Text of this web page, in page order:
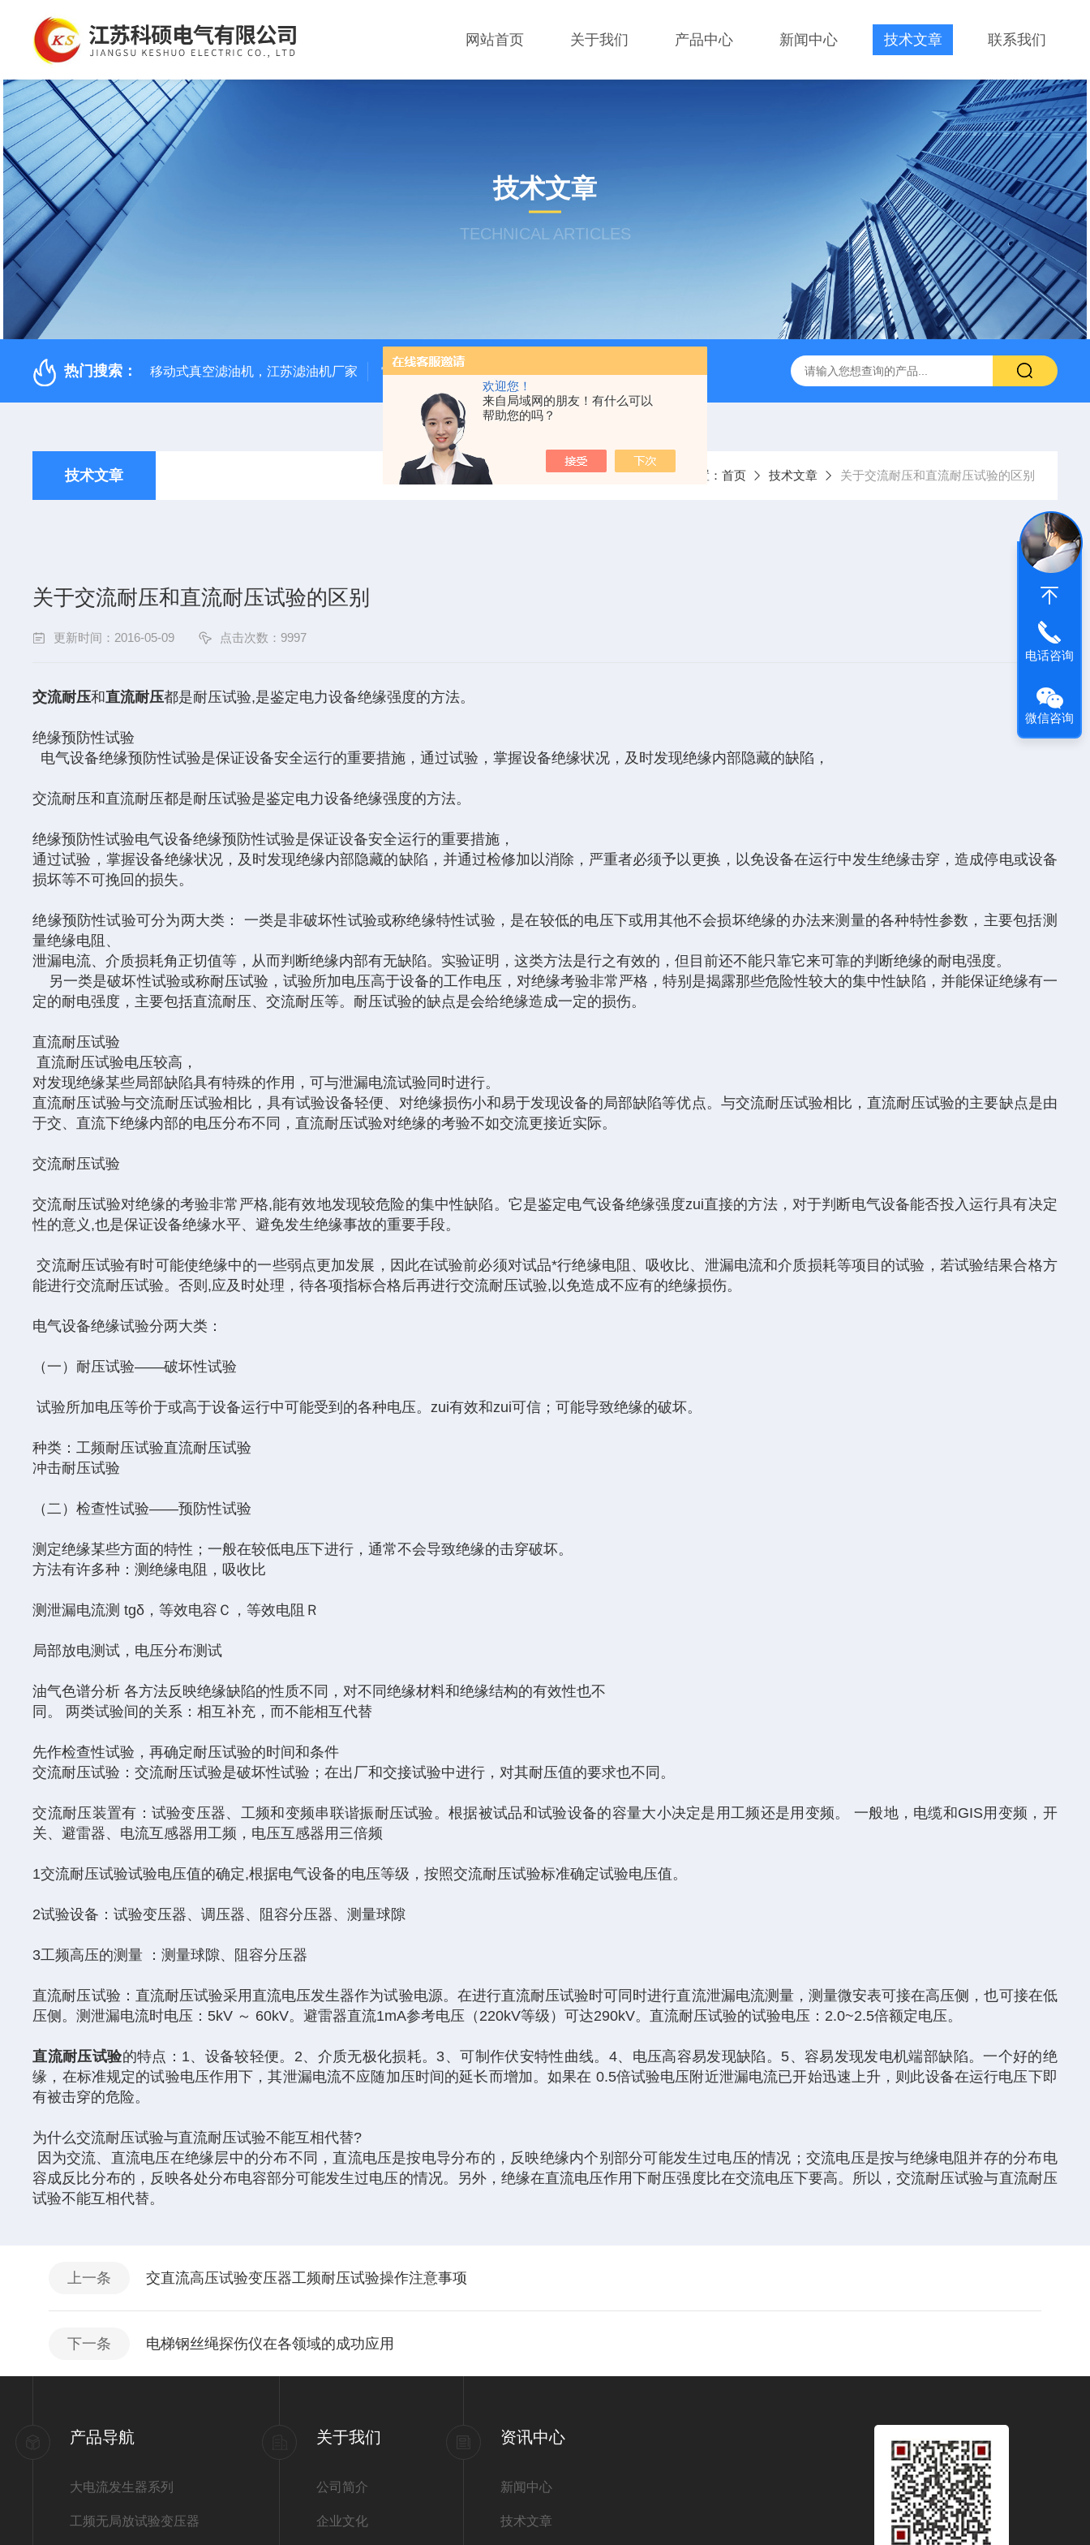
欢迎您！
来自局域网的朋友！有什么可以
帮助您的吗？
网站首页 关于我们 产品中心 新闻中心 技术文章 联系我们
技术文章
TECHNICAL ARTICLES
热门搜索： 移动式真空滤油机，江苏滤油机厂家 雷电冲击发生器 复合绝缘子拉力试验机 矿用电缆打压设备 超低频耐
技术文章 当前位置： 首页 技术文章 关于交流耐压和直流耐压试验的区别
关于交流耐压和直流耐压试验的区别
更新时间：2016-05-09 点击次数：9997
交流耐压和直流耐压都是耐压试验,是鉴定电力设备绝缘强度的方法。
绝缘预防性试验
电气设备绝缘预防性试验是保证设备安全运行的重要措施，通过试验，掌握设备绝缘状况，及时发现绝缘内部隐藏的缺陷，
交流耐压和直流耐压都是耐压试验是鉴定电力设备绝缘强度的方法。
绝缘预防性试验电气设备绝缘预防性试验是保证设备安全运行的重要措施，
通过试验，掌握设备绝缘状况，及时发现绝缘内部隐藏的缺陷，并通过检修加以消除，严重者必须予以更换，以免设备在运行中发生绝缘击穿，造成停电或设备
损坏等不可挽回的损失。
绝缘预防性试验可分为两大类： 一类是非破坏性试验或称绝缘特性试验，是在较低的电压下或用其他不会损坏绝缘的办法来测量的各种特性参数，主要包括测
量绝缘电阻、
泄漏电流、介质损耗角正切值等，从而判断绝缘内部有无缺陷。实验证明，这类方法是行之有效的，但目前还不能只靠它来可靠的判断绝缘的耐电强度。
另一类是破坏性试验或称耐压试验，试验所加电压高于设备的工作电压，对绝缘考验非常严格，特别是揭露那些危险性较大的集中性缺陷，并能保证绝缘有一
定的耐电强度，主要包括直流耐压、交流耐压等。耐压试验的缺点是会给绝缘造成一定的损伤。
直流耐压试验
直流耐压试验电压较高，
对发现绝缘某些局部缺陷具有特殊的作用，可与泄漏电流试验同时进行。
直流耐压试验与交流耐压试验相比，具有试验设备轻便、对绝缘损伤小和易于发现设备的局部缺陷等优点。与交流耐压试验相比，直流耐压试验的主要缺点是由
于交、直流下绝缘内部的电压分布不同，直流耐压试验对绝缘的考验不如交流更接近实际。
交流耐压试验
交流耐压试验对绝缘的考验非常严格,能有效地发现较危险的集中性缺陷。它是鉴定电气设备绝缘强度zui直接的方法，对于判断电气设备能否投入运行具有决定
性的意义,也是保证设备绝缘水平、避免发生绝缘事故的重要手段。
交流耐压试验有时可能使绝缘中的一些弱点更加发展，因此在试验前必须对试品*行绝缘电阻、吸收比、泄漏电流和介质损耗等项目的试验，若试验结果合格方
能进行交流耐压试验。否则,应及时处理，待各项指标合格后再进行交流耐压试验,以免造成不应有的绝缘损伤。
电气设备绝缘试验分两大类：
（一）耐压试验――破坏性试验
试验所加电压等价于或高于设备运行中可能受到的各种电压。zui有效和zui可信；可能导致绝缘的破坏。
种类：工频耐压试验直流耐压试验
冲击耐压试验
（二）检查性试验――预防性试验
测定绝缘某些方面的特性；一般在较低电压下进行，通常不会导致绝缘的击穿破坏。
方法有许多种：测绝缘电阻，吸收比
测泄漏电流测 tgδ，等效电容Ｃ，等效电阻Ｒ
局部放电测试，电压分布测试
油气色谱分析 各方法反映绝缘缺陷的性质不同，对不同绝缘材料和绝缘结构的有效性也不
同。 两类试验间的关系：相互补充，而不能相互代替
先作检查性试验，再确定耐压试验的时间和条件
交流耐压试验：交流耐压试验是破坏性试验；在出厂和交接试验中进行，对其耐压值的要求也不同。
交流耐压装置有：试验变压器、工频和变频串联谐振耐压试验。根据被试品和试验设备的容量大小决定是用工频还是用变频。 一般地，电缆和GIS用变频，开
关、避雷器、电流互感器用工频，电压互感器用三倍频
1交流耐压试验试验电压值的确定,根据电气设备的电压等级，按照交流耐压试验标准确定试验电压值。
2试验设备：试验变压器、调压器、阻容分压器、测量球隙
3工频高压的测量 ：测量球隙、阻容分压器
直流耐压试验：直流耐压试验采用直流电压发生器作为试验电源。在进行直流耐压试验时可同时进行直流泄漏电流测量，测量微安表可接在高压侧，也可接在低
压侧。测泄漏电流时电压：5kV ～ 60kV。避雷器直流1mA参考电压（220kV等级）可达290kV。直流耐压试验的试验电压：2.0~2.5倍额定电压。
直流耐压试验的特点：1、设备较轻便。2、介质无极化损耗。3、可制作伏安特性曲线。4、电压高容易发现缺陷。5、容易发现发电机端部缺陷。一个好的绝
缘，在标准规定的试验电压作用下，其泄漏电流不应随加压时间的延长而增加。如果在 0.5倍试验电压附近泄漏电流已开始迅速上升，则此设备在运行电压下即
有被击穿的危险。
为什么交流耐压试验与直流耐压试验不能互相代替?
因为交流、直流电压在绝缘层中的分布不同，直流电压是按电导分布的，反映绝缘内个别部分可能发生过电压的情况；交流电压是按与绝缘电阻并存的分布电
容成反比分布的，反映各处分布电容部分可能发生过电压的情况。另外，绝缘在直流电压作用下耐压强度比在交流电压下要高。所以，交流耐压试验与直流耐压
试验不能互相代替。
上一条 交直流高压试验变压器工频耐压试验操作注意事项
下一条 电梯钢丝绳探伤仪在各领域的成功应用
产品导航
大电流发生器系列
工频无局放试验变压器
关于我们
公司简介
企业文化
资讯中心
新闻中心
技术文章
电话咨询
微信咨询